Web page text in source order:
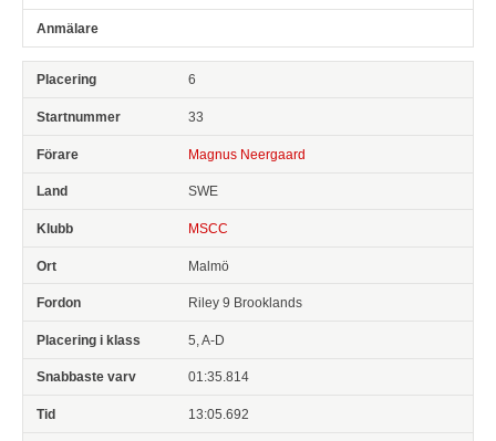
6
33
Magnus Neergaard
SWE
MSCC
Malmö
Riley 9 Brooklands
5, A-D
01:35.814
13:05.692